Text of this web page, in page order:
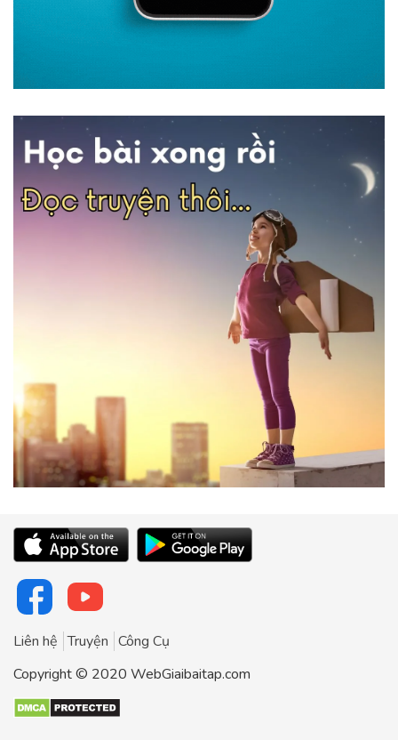
Liên hệ Truyện Công Cụ
Copyright © 2020 WebGiaibaitap.com